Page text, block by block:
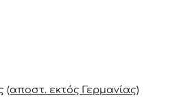
(αποστ. εκτός Γερμανίας)